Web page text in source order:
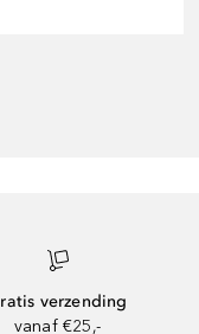
verzending
vanaf €25,-